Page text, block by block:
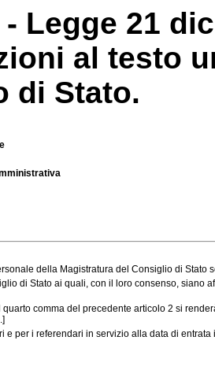
- Legge 21
al testo
di Stato.
della Magistratura del Consiglio di Stato
di Stato ai quali, con il loro consenso, siano
comma del precedente articolo 2 si
per i referendari in servizio alla data di